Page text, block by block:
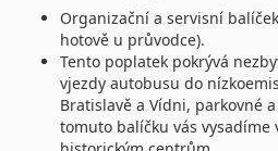
Organizační a servisní
hotově u průvodce).
Tento poplatek pokrývá
vjezdy autobusu do
Bratislavě a Vídni, parkovné
tomuto balíčku vás vysadíme